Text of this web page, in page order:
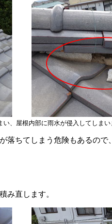
、屋根内部に雨水が侵入してしまい
落ちてしまう危険もあるので
み直します。